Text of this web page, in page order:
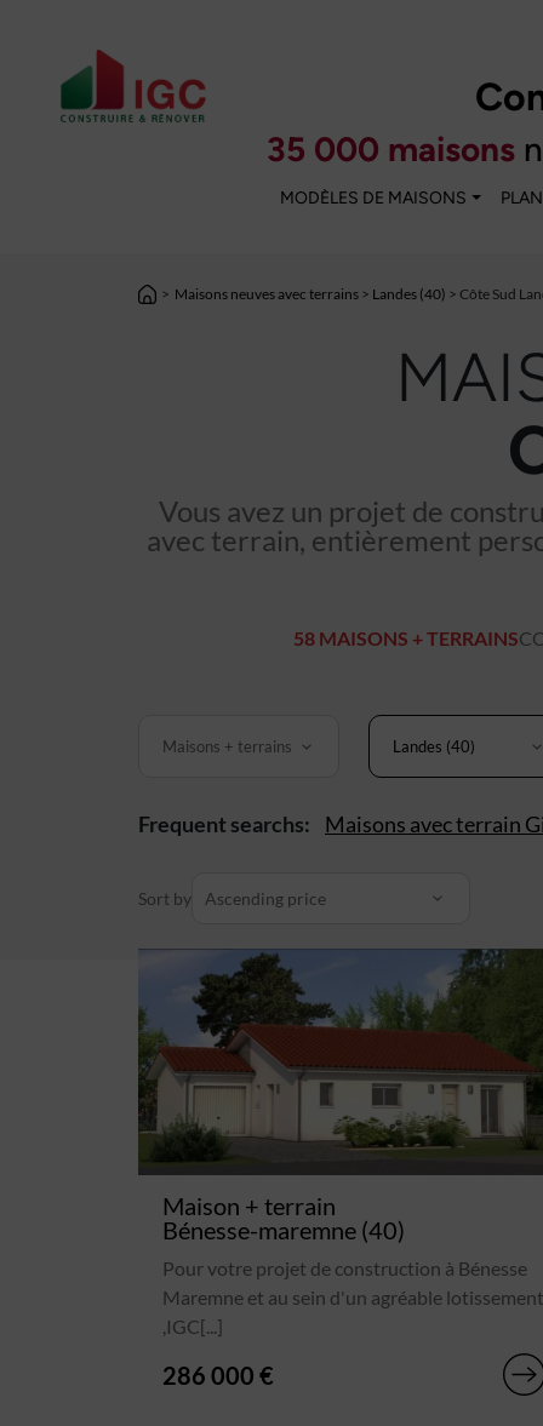
35 000 maisons
MODÈLES DE MAISONS
> Maisons neuves avec terrains > Landes (40) > Côte Sud
Vous avez un projet de
avec terrain, entièrement
58 MAISONS + TERRAINS
Maisons + terrains Landes (40)
Frequent searchs: Maisons avec terrain
Sort by Ascending price
Maison + terrain
Bénesse-maremne (40)
Pour votre projet de construction à Bénesse
Maremne et au sein d'un agréable lotissement
,IGC[...]
286 000 €